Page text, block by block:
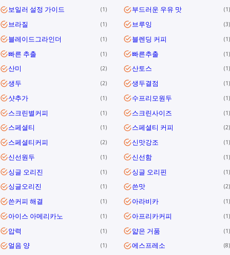
보일러 설정 가이드 1 부드러운 우유 맛 1
브라질 1 브루잉 3
블레이드그라인더 1 블렌딩 커피 1
빠른 추출 1 빠른추출 1
산미 2 산토스 1
생두 2 생두결점 1
샷추가 1 수프리모원두 1
스크린별커피 1 스크린사이즈 1
스페셜티 1 스페셜티 커피 2
스페셜티커피 2 신맛강조 1
신선원두 1 신선함 1
싱글 오리진 1 싱글 오리핀 1
싱글오리진 1 쓴맛 2
쓴커피 해결 1 아라비카 1
아이스 아메리카노 1 아프리카커피 1
압력 1 얇은 거품 1
얼음 양 1 에스프레소 8